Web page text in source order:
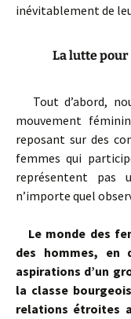
inévitablement de
La lutte pour
Tout d’abord,
mouvement
reposant sur des
femmes qui
représentent pas
n’importe quel
Le monde des
des hommes,
aspirations d’un
la classe
relations étroites